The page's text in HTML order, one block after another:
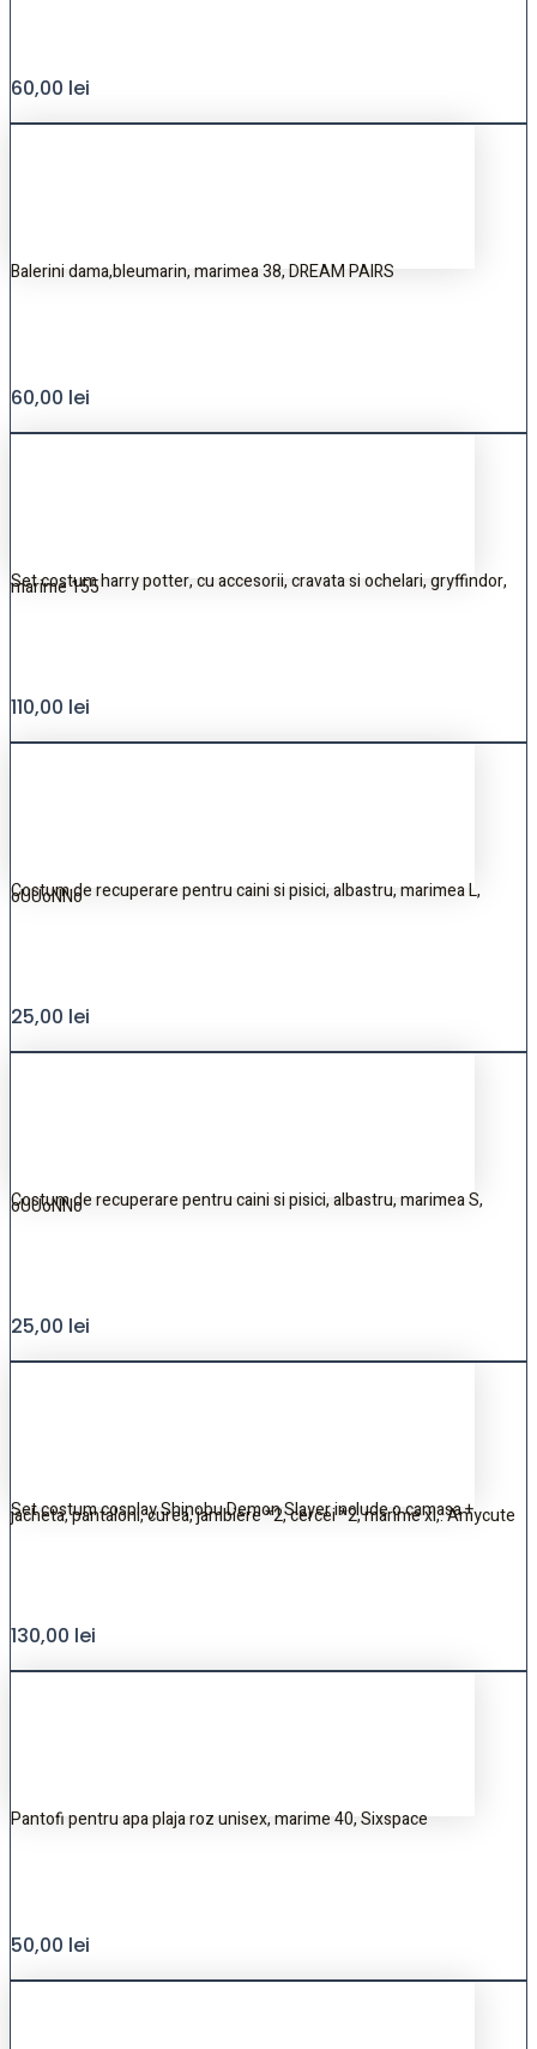
60,00 lei
Balerini dama,bleumarin, marimea 38, DREAM PAIRS
60,00 lei
Set costum harry potter, cu accesorii, cravata si ochelari, gryffindor,
marime 155
110,00 lei
Costum de recuperare pentru caini si pisici, albastru, marimea L,
oUUoNNo
25,00 lei
Costum de recuperare pentru caini si pisici, albastru, marimea S,
oUUoNNo
25,00 lei
Set costum cosplay Shinobu Demon Slayer include o camasa +
jacheta, pantaloni, curea, jambiere *2, cercei *2, marime xl,. Amycute
130,00 lei
Pantofi pentru apa plaja roz unisex, marime 40, Sixspace
50,00 lei